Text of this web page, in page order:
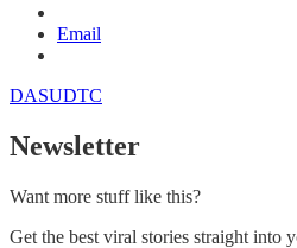
Email
DASUDTC
Newsletter
Want more stuff like this?
Get the best viral stories straight into